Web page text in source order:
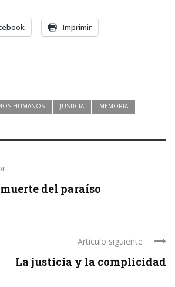
Imprimir
HUMANOS JUSTICIA MEMORIA
del paraíso
Artículo siguiente
La justicia y la complicidad